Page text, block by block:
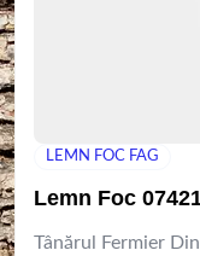
LEMN FOC FAG
Lemn Foc
Tânărul Fermier